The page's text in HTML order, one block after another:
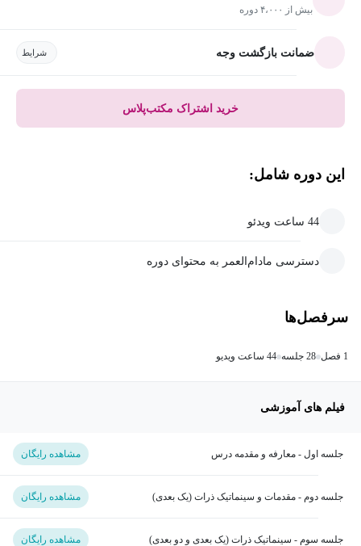
بیش از ۴،۰۰۰ دوره
ضمانت بازگشت وجه شرایط
خرید اشتراک مکتب‌پلاس
این دوره شامل:
44 ساعت ویدئو
دسترسی مادام‌العمر به محتوای دوره
سرفصل‌ها
1 فصل 28 جلسه 44 ساعت ویدیو
فیلم های آموزشی
جلسه اول - معارفه و مقدمه درس مشاهده رایگان
جلسه دوم - مقدمات و سینماتیک ذرات (یک بعدی) مشاهده رایگان
جلسه سوم - سینماتیک ذرات (یک بعدی و دو بعدی) مشاهده رایگان